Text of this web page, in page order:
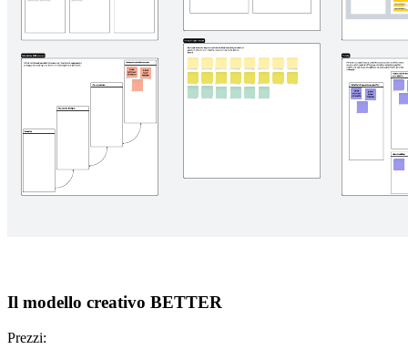
Il modello creativo BETTER
Prezzi: